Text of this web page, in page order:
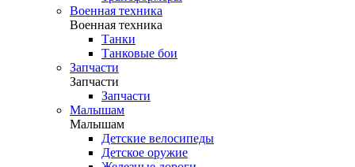
Военная техника
Военная техника
Танки
Танковые бои
Запчасти
Запчасти
Запчасти
Малышам
Малышам
Детские велосипеды
Детское оружие